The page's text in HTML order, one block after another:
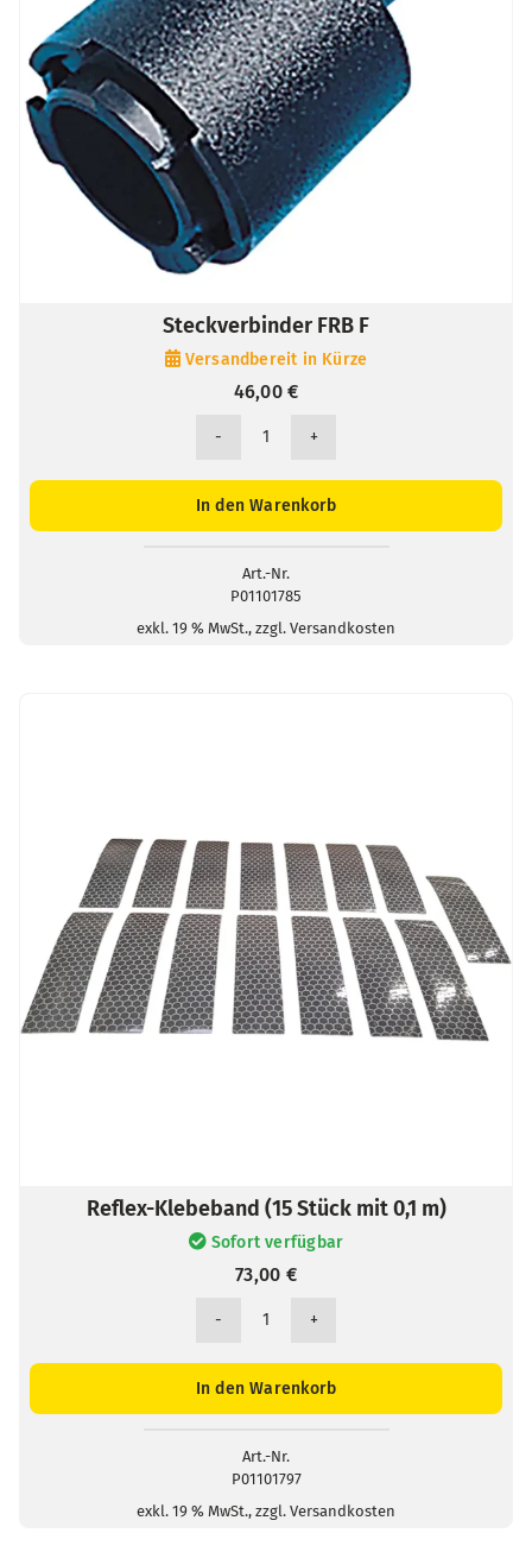
Steckverbinder FRB F
Versandbereit in Kürze
46,00€
Steckverbinder
F
In den Warenkorb
Art.-Nr.
P01101785
exkl. 19 % MwSt., zzgl. Versandkosten
Reflex-Klebeband (15 Stück mit 0,1 m)
Sofort verfügbar
73,00 €
Reflex-
(15
0,1
m)
Menge
In den Warenkorb
Art.-Nr.
P01101797
exkl. 19 % MwSt., zzgl. Versandkosten